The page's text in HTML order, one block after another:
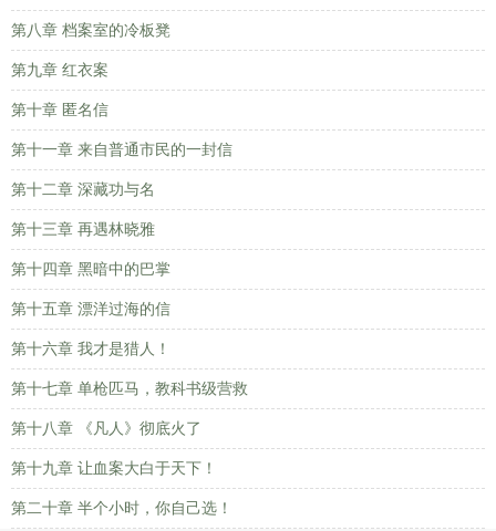
第八章 档案室的冷板凳
第九章 红衣案
第十章 匿名信
第十一章 来自普通市民的一封信
第十二章 深藏功与名
第十三章 再遇林晓雅
第十四章 黑暗中的巴掌
第十五章 漂洋过海的信
第十六章 我才是猎人！
第十七章 单枪匹马，教科书级营救
第十八章 《凡人》彻底火了
第十九章 让血案大白于天下！
第二十章 半个小时，你自己选！